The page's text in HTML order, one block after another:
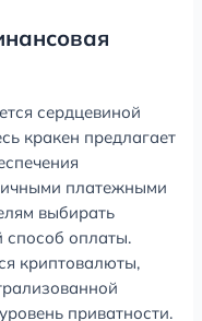
сердцевиной
кракен предлагает
платежными
выбирать
способ оплаты.
криптовалюты,
приватности.